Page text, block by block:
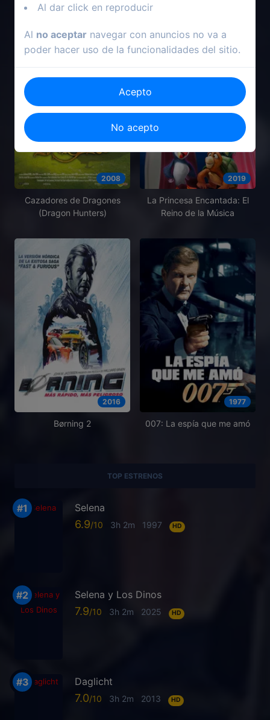
2008
Cazadores de Dragones
(Dragon Hunters)
2019
La Princesa Encantada: El
Reino de la Música
2016
Børning 2
1977
007: La espía que me amó
TOP ESTRENOS
Selena
6.9 3h 2m 1997 HD
Selena y Los Dinos
7.9 3h 2m 2025 HD
Daglicht
7.0 3h 2m 2013 HD
Al dar click en reproducir
Al no aceptar navegar con anuncios no va a
poder hacer uso de la funcionalidades del sitio.
Acepto
No acepto